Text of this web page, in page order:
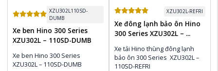
theo yêu cầu của khách hàn
theo yêu cầu của khách hàn
XZU302L110SD-
DUMB
Xe ben Hino 300 Series
XZU302L – 110SD-DUMB
Xe ben Hino 300 Series
XZU302L – 110SD-DUMB
XZU302L-REFRI
Xe đông lạnh bảo ôn Hino
300 Series XZU302L – ...
Xe tải Hino thùng đông lạnh
bảo ôn 300 Series  XZU302L –
110SD-REFRI